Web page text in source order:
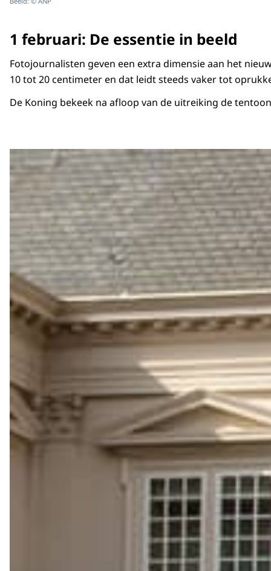
1 februari: De essentie in beeld
Fotojournalisten geven een extra dimensie aan het
10 tot 20 centimeter en dat leidt steeds vaker tot
De Koning bekeek na afloop van de uitreiking de